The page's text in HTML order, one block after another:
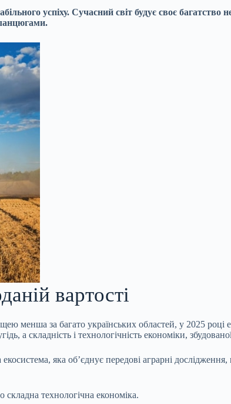
успіху. Сучасний світ будує своє багатство
вартості
менша за багато українських областей, у 2025 році
а складність і технологічність економіки,
яка об’єднує передові аграрні
технологічна економіка.